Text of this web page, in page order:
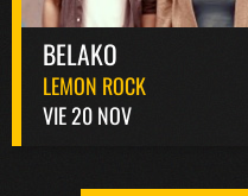
BELAKO
LEMON ROCK
VIE 20 NOV